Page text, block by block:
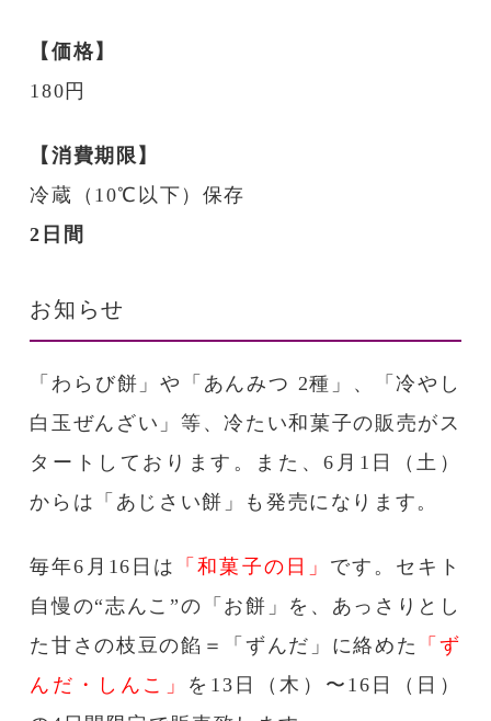
【価格】
180円
【消費期限】
冷蔵（10℃以下）保存
2日間
お知らせ
「わらび餅」や「あんみつ 2種」、「冷やし
白玉ぜんざい」等、冷たい和菓子の販売がス
タートしております。また、6月1日（土）
からは「あじさい餅」も発売になります。
毎年6月16日は 「和菓子の日」 です。セキト
自慢の“志んこ”の「お餅」を、あっさりとし
た甘さの枝豆の餡＝「ずんだ」に絡めた
「ず
んだ・しんこ」 を13日（木）〜16日（日）